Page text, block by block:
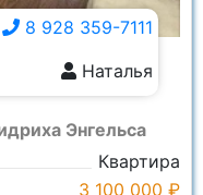
Энгельса
Квартира
3 100 000 ₽
8 928 359-7111
Наталья